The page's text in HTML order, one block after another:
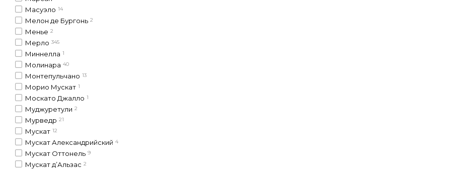
Масуэло 14
Мелон де Бургонь 2
Менье 2
Мерло 345
Миннелла 1
Молинара 40
Монтепульчано 13
Морио Мускат 1
Москато Джалло 1
Муджуретули 2
Мурведр 21
Мускат 12
Мускат Александрийский 4
Мускат Оттонель 9
Мускат д’Альзас 2